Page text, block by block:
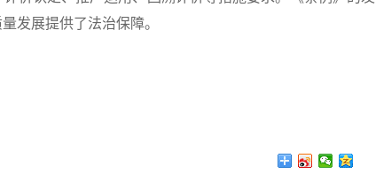
发展提供了法治保障。